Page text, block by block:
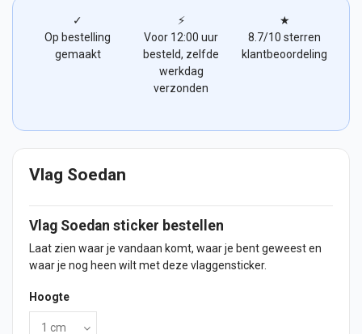
✓
Op bestelling
gemaakt
⚡
Voor 12:00 uur
besteld, zelfde
werkdag
verzonden
★
8.7/10 sterren
klantbeoordeling
Vlag Soedan
Vlag Soedan sticker bestellen
Laat zien waar je vandaan komt, waar je bent geweest en
waar je nog heen wilt met deze vlaggensticker.
Hoogte